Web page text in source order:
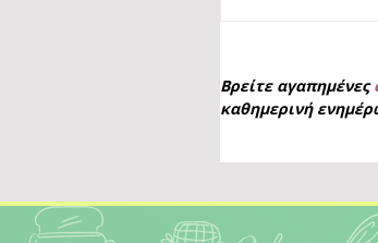
Βρείτε αγαπημένες
καθημερινή